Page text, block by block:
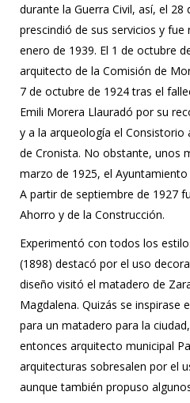
durante la Guerra Civil, así, el
prescindió de sus servicios y
enero de 1939. El 1 de octubre
arquitecto de la Comisión de
7 de octubre de 1924 tras el
Emili Morera Llauradó por su
y a la arqueología el
de Cronista. No obstante, unos
marzo de 1925, el
A partir de septiembre de 1927
Ahorro y de la Construcción.
Experimentó con todos los
(1898) destacó por el uso
diseño visitó el matadero de
Magdalena. Quizás se inspirase
para un matadero para la
entonces arquitecto municipal
arquitecturas sobresalen por el
aunque también propuso